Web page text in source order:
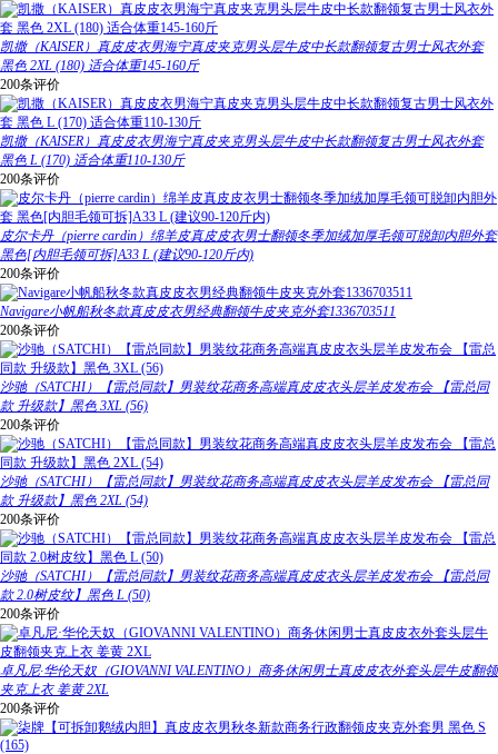
凯撒（KAISER）真皮皮衣男海宁真皮夹克男头层牛皮中长款翻领复古男士风衣外套
黑色 2XL (180) 适合体重145-160斤
200条评价
凯撒（KAISER）真皮皮衣男海宁真皮夹克男头层牛皮中长款翻领复古男士风衣外套
黑色 L (170) 适合体重110-130斤
200条评价
皮尔卡丹（pierre cardin）绵羊皮真皮皮衣男士翻领冬季加绒加厚毛领可脱卸内胆外套
黑色[内胆毛领可拆]A33 L (建议90-120斤内)
200条评价
Navigare小帆船秋冬款真皮皮衣男经典翻领牛皮夹克外套1336703511
200条评价
沙驰（SATCHI）【雷总同款】男装纹花商务高端真皮皮衣头层羊皮发布会 【雷总同
款 升级款】黑色 3XL (56)
200条评价
沙驰（SATCHI）【雷总同款】男装纹花商务高端真皮皮衣头层羊皮发布会 【雷总同
款 升级款】黑色 2XL (54)
200条评价
沙驰（SATCHI）【雷总同款】男装纹花商务高端真皮皮衣头层羊皮发布会 【雷总同
款 2.0树皮纹】黑色 L (50)
200条评价
卓凡尼·华伦天奴（GIOVANNI VALENTINO）商务休闲男士真皮皮衣外套头层牛皮翻领
夹克上衣 姜黄 2XL
200条评价